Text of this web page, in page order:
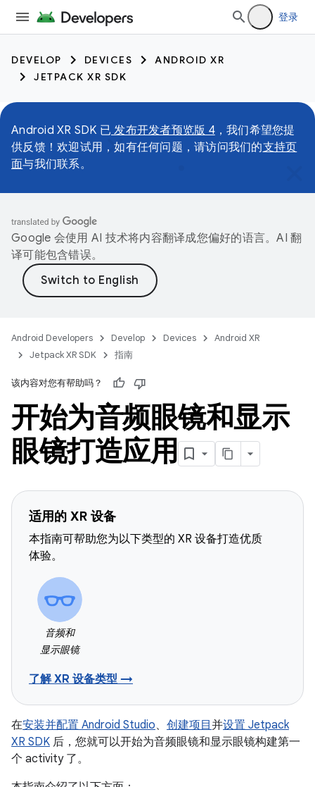
登录
DEVELOP DEVICES
ANDROID XR
JETPACK XR SDK
Android XR SDK 已 发布开发者预览版 4，我们希望您提
供反馈！欢迎试用，如有任何问题，请访问我们的支持页
面与我们联系。
Google 会使用 AI 技术将内容翻译成您偏好的语言。AI 翻
译可能包含错误。
Android Developers Develop Devices
Android XR
Jetpack XR SDK
指南
该内容对您有帮助吗？
开始为音频眼镜和显示
眼镜打造应用
适用的 XR 设备
本指南可帮助您为以下类型的 XR 设备打造优质
体验。
音频和
显示眼镜
了解 XR 设备类型 →
在安装并配置 Android Studio、 创建项目 并设置 Jetpack
XR SDK 后，您就可以开始为音频眼镜和显示眼镜构建第一
个 activity 了。